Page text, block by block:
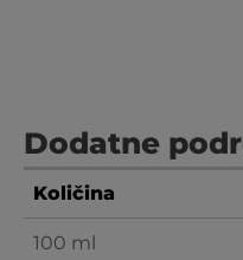
Dodatne
Količina
100 ml